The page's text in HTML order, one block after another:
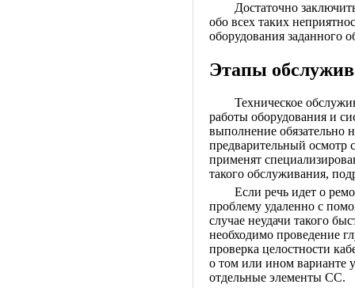
Достаточно
обо всех таких
оборудования заданного
Этапы
Техническое
работы оборудования и
выполнение обязательно
предварительный осмотр
применят
такого обслуживания,
Если речь идет о
проблему удаленно с
случае неудачи такого
необходимо проведение
проверка целостности
о том или ином варианте
отдельные элементы СС.